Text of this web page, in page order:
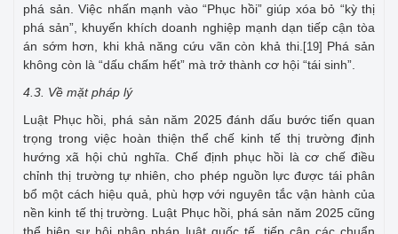
phá sản. Việc nhấn mạnh vào “Phục hồi” giúp xóa bỏ “kỳ thị
phá sản”, khuyến khích doanh nghiệp mạnh dạn tiếp cận tòa
án sớm hơn, khi khả năng cứu vãn còn khả thi. [19] Phá sản
không còn là “dấu chấm hết” mà trở thành cơ hội “tái sinh”.
4.3. Về mặt pháp lý
Luật Phục hồi, phá sản năm 2025 đánh dấu bước tiến quan
trọng trong việc hoàn thiện thể chế kinh tế thị trường định
hướng xã hội chủ nghĩa. Chế định phục hồi là cơ chế điều
chỉnh thị trường tự nhiên, cho phép nguồn lực được tái phân
bổ một cách hiệu quả, phù hợp với nguyên tắc vận hành của
nền kinh tế thị trường. Luật Phục hồi, phá sản năm 2025 cũng